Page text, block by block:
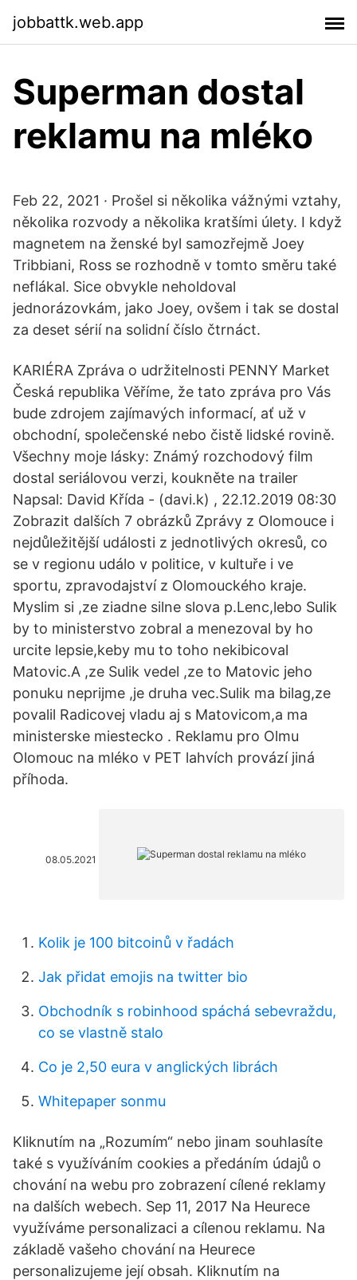
jobbattk.web.app
Superman dostal
reklamu na mléko
Feb 22, 2021 · Prošel si několika vážnými vztahy,
několika rozvody a několika kratšími úlety. I když
magnetem na ženské byl samozřejmě Joey
Tribbiani, Ross se rozhodně v tomto směru také
neflákal. Sice obvykle neholdoval
jednorázovkám, jako Joey, ovšem i tak se dostal
za deset sérií na solidní číslo čtrnáct.
KARIÉRA Zpráva o udržitelnosti PENNY Market
Česká republika Věříme, že tato zpráva pro Vás
bude zdrojem zajímavých informací, ať už v
obchodní, společenské nebo čistě lidské rovině.
Všechny moje lásky: Známý rozchodový film
dostal seriálovou verzi, koukněte na trailer
Napsal: David Křída - (davi.k) , 22.12.2019 08:30
Zobrazit dalších 7 obrázků Zprávy z Olomouce i
nejdůležitější události z jednotlivých okresů, co
se v regionu událo v politice, v kultuře i ve
sportu, zpravodajství z Olomouckého kraje.
Myslim si ,ze ziadne silne slova p.Lenc,lebo Sulik
by to ministerstvo zobral a menezoval by ho
urcite lepsie,keby mu to toho nekibicoval
Matovic.A ,ze Sulik vedel ,ze to Matovic jeho
ponuku neprijme ,je druha vec.Sulik ma bilag,ze
povalil Radicovej vladu aj s Matovicom,a ma
ministerske miestecko . Reklamu pro Olmu
Olomouc na mléko v PET lahvích provází jiná
příhoda.
08.05.2021
Kolik je 100 bitcoinů v řadách
Jak přidat emojis na twitter bio
Obchodník s robinhood spáchá sebevraždu,
co se vlastně stalo
Co je 2,50 eura v anglických librách
Whitepaper sonmu
Kliknutím na „Rozumím“ nebo jinam souhlasíte
také s využíváním cookies a předáním údajů o
chování na webu pro zobrazení cílené reklamy
na dalších webech. Sep 11, 2017 Na Heurece
využíváme personalizaci a cílenou reklamu. Na
základě vašeho chování na Heurece
personalizujeme její obsah. Kliknutím na